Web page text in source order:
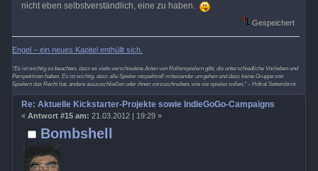
nicht eben selbstverständlich, eine zu haben.
Gespeichert
Engel – ein neues Kapitel enthüllt sich.
“Es ist wichtig zu beachten, dass es viele verschiedene Arten von Rollenspielern gibt, die unterschiedliche Vorlieben und
Perspektiven haben. Es ist wichtig, dass alle Spieler respektvoll miteinander umgehen und dass keine Gruppe von
Spielern das Recht hat, andere auszuschließen oder ihnen vorzuschreiben, wie sie spielen sollen.“ – Hofrat Settembrini
Bombshell
Re: Aktuelle Kickstarter-Projekte sowie IndieGoGo-Campaigns
« Antwort #15 am: 21.03.2012 | 19:29 »